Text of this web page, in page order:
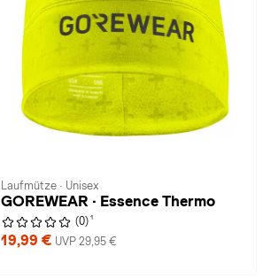
Laufmütze · Unisex
GOREWEAR · Essence Thermo
(0) 1
19,99 € UVP 29,95 €